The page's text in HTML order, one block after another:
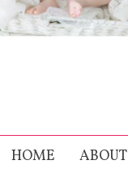
HOME ABOUT